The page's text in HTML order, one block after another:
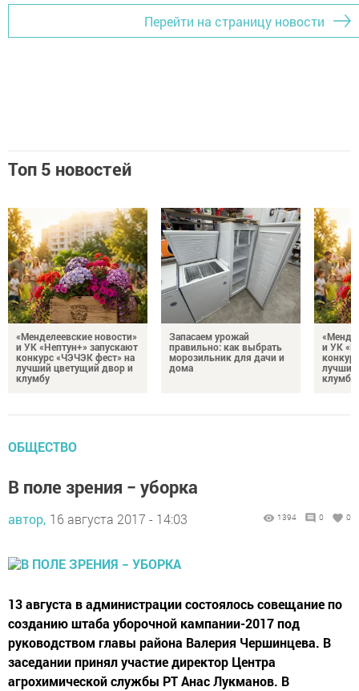
Перейти на страницу новости
Топ 5 новостей
«Менделеевские новости»
и УК «Нептун+» запускают
конкурс «ЧЭЧЭК фест» на
лучший цветущий двор и
клумбу
Запасаем урожай
правильно: как выбрать
морозильник для дачи и
дома
и УК
лучший
клумбу
ОБЩЕСТВО
В поле зрения − уборка
автор, 16 августа 2017 - 14:03 1394 0 0
13 августа в администрации состоялось совещание по
созданию штаба уборочной кампании-2017 под
руководством главы района Валерия Чершинцева. В
заседании принял участие директор Центра
агрохимической службы РТ Анас Лукманов. В